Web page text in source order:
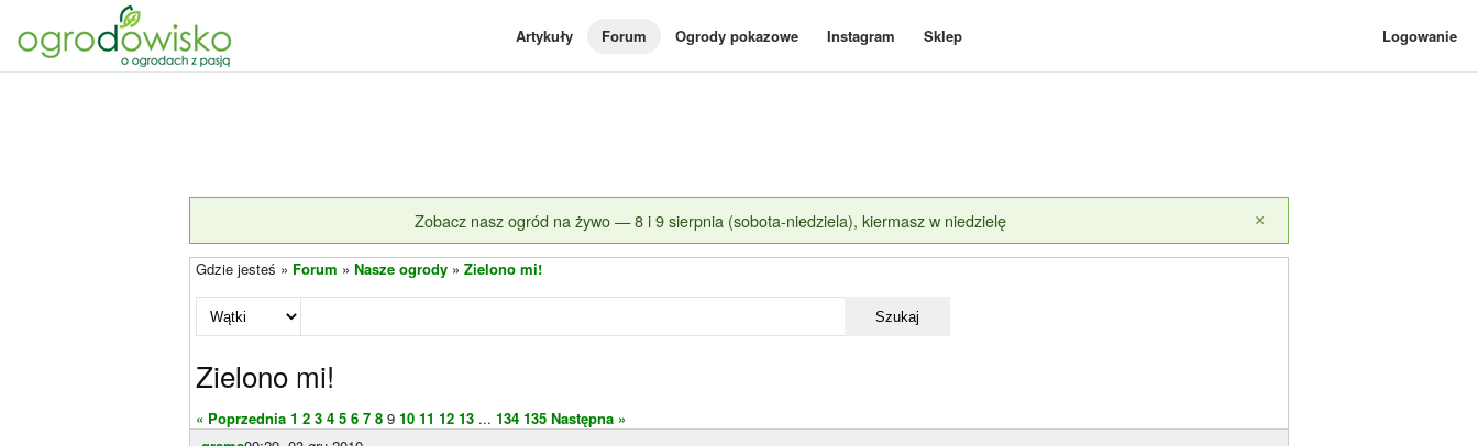
Artykuły Forum Ogrody pokazowe Instagram Sklep Logowanie
Zobacz nasz ogród na żywo — 8 i 9 sierpnia (sobota-niedziela), kiermasz w niedzielę ×
Gdzie jesteś » Forum » Nasze ogrody » Zielono mi!
Szukaj
Zielono mi!
« Poprzednia 1 2 3 4 5 6 7 8 9 10 11 12 13 ... 134 135 Następna »